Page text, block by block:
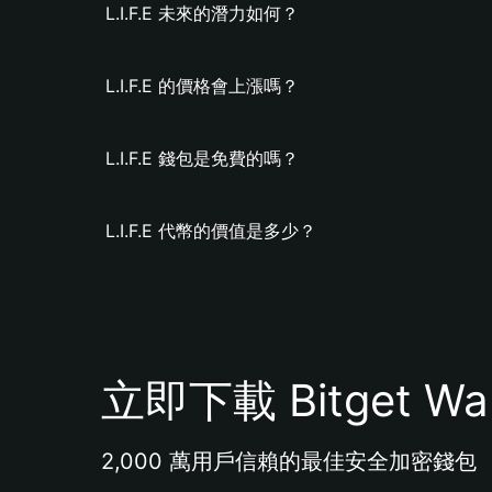
L.I.F.E 未來的潛力如何？
L.I.F.E 的價格會上漲嗎？
L.I.F.E 錢包是免費的嗎？
L.I.F.E 代幣的價值是多少？
立即下載 Bitget
2,000 萬用戶信賴的最佳安全加密錢包